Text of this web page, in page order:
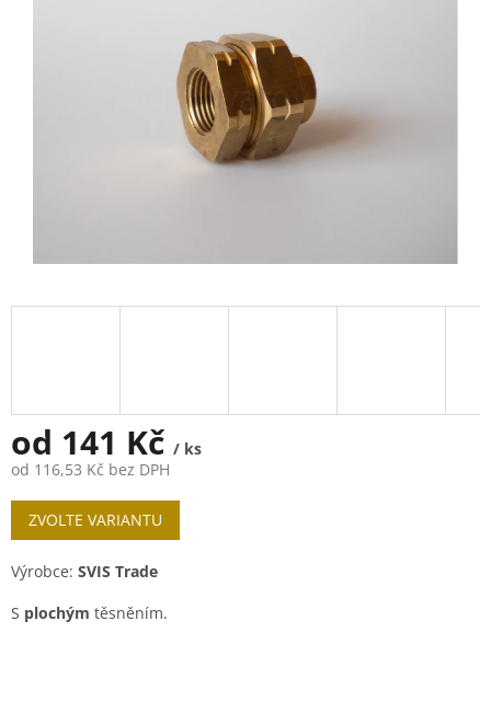
od 141 Kč / ks
od 116,53 Kč bez DPH
Měrná
cena:
ZVOLTE VARIANTU
Výrobce: SVIS Trade
S plochým těsněním.